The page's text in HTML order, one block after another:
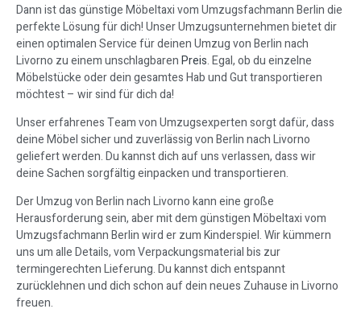
Dann ist das günstige Möbeltaxi vom Umzugsfachmann Berlin die
perfekte Lösung für dich! Unser Umzugsunternehmen bietet dir
einen optimalen Service für deinen Umzug von Berlin nach
Livorno zu einem unschlagbarenPreis. Egal, ob du einzelne
Möbelstücke oder dein gesamtes Hab und Gut transportieren
möchtest – wir sind für dich da!
Unser erfahrenes Team von Umzugsexperten sorgt dafür, dass
deine Möbel sicher und zuverlässig von Berlin nach Livorno
geliefert werden. Du kannst dich auf uns verlassen, dass wir
deine Sachen sorgfältig einpacken und transportieren.
Der Umzug von Berlin nach Livorno kann eine große
Herausforderung sein, aber mit dem günstigen Möbeltaxi vom
Umzugsfachmann Berlin wird er zum Kinderspiel. Wir kümmern
uns um alle Details, vom Verpackungsmaterial bis zur
termingerechten Lieferung. Du kannst dich entspannt
zurücklehnen und dich schon auf dein neues Zuhause in Livorno
freuen.